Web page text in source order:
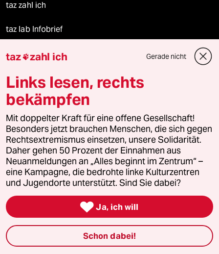
taz zahl ich
taz lab Infobrief
Veranstaltungen
Demnächst
Vor Ort
Live im Stream
Vergangene
taz lab 2027
Mehr taz Lesestoff
taz zahl ich Gerade nicht
Links lesen, rechts
bekämpfen
Mit doppelter Kraft für eine offene Gesellschaft!
Besonders jetzt brauchen Menschen, die sich gegen
Rechtsextremismus einsetzen, unsere Solidarität.
Daher gehen 50 Prozent der Einnahmen aus
Neuanmeldungen an „Alles beginnt im Zentrum“ –
eine Kampagne, die bedrohte linke Kulturzentren
und Jugendorte unterstützt. Sind Sie dabei?
 Ja, ich will
Schon dabei!